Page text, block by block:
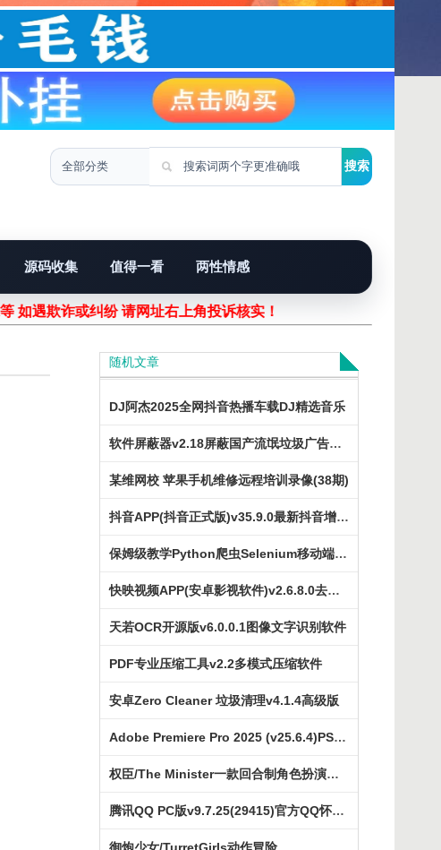
源码收集 值得一看 两性情感
如遇欺诈或纠纷 请网址右上角投诉核实！
随机文章
DJ阿杰2025全网抖音热播车载DJ精选音乐
软件屏蔽器v2.18屏蔽国产流氓垃圾广告软件
某维网校 苹果手机维修远程培训录像(38期)
抖音APP(抖音正式版)v35.9.0最新抖音增强版
保姆级教学Python爬虫Selenium移动端Appium
快映视频APP(安卓影视软件)v2.6.8.0去广告版
天若OCR开源版v6.0.0.1图像文字识别软件
PDF专业压缩工具v2.2多模式压缩软件
安卓Zero Cleaner 垃圾清理v4.1.4高级版
Adobe Premiere Pro 2025 (v25.6.4)PS破解版
权臣/The Minister一款回合制角色扮演游戏
腾讯QQ PC版v9.7.25(29415)官方QQ怀旧版